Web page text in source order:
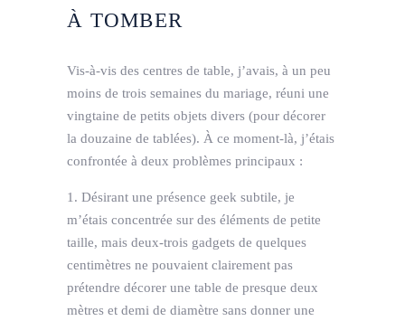
À TOMBER
Vis-à-vis des centres de table, j’avais, à un peu
moins de trois semaines du mariage, réuni une
vingtaine de petits objets divers (pour décorer
la douzaine de tablées). À ce moment-là, j’étais
confrontée à deux problèmes principaux :
Désirant une présence geek subtile, je
m’étais concentrée sur des éléments de petite
taille, mais deux-trois gadgets de quelques
centimètres ne pouvaient clairement pas
prétendre décorer une table de presque deux
mètres et demi de diamètre sans donner une